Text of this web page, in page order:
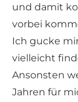
und damit
vorbei
Ich gucke
vielleicht
Ansonsten
Jahren für